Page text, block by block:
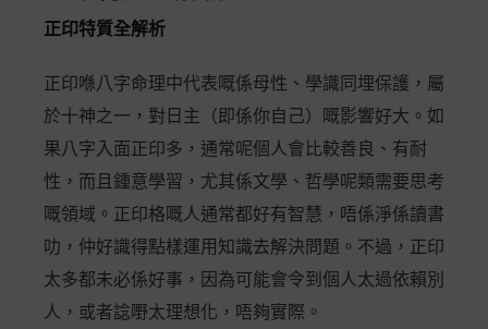
正印特質全解析
正印喺八字命理中代表嘅係母性、學識同埋保護，屬
於十神之一，對日主（即係你自己）嘅影響好大。如
果八字入面正印多，通常呢個人會比較善良、有耐
性，而且鍾意學習，尤其係文學、哲學呢類需要思考
嘅領域。正印格嘅人通常都好有智慧，唔係淨係讀書
叻，仲好識得點樣運用知識去解決問題。不過，正印
太多都未必係好事，因為可能會令到個人太過依賴別
人，或者諗嘢太理想化，唔夠實際。